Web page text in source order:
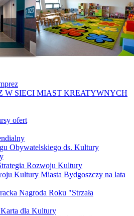
W SIECI MIAST KREATYWNYCH
ofert
Obywatelskiego ds. Kultury
Rozwoju Kultury
Kultury Miasta Bydgoszczy na lata
Nagroda Roku "Strzała
dla Kultury